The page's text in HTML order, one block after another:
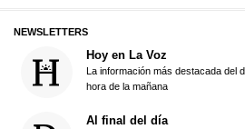
NEWSLETTERS
Hoy en La Voz
La información más destacada del
hora de la mañana
Al final del día